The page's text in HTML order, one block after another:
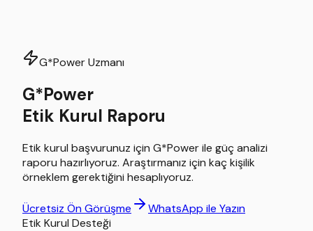
G*Power Uzmanı
G*Power
Etik Kurul Raporu
Etik kurul başvurunuz için G*Power ile güç analizi
raporu hazırlıyoruz. Araştırmanız için kaç kişilik
örneklem gerektiğini hesaplıyoruz.
Ücretsiz Ön Görüşme
WhatsApp ile Yazın
Etik Kurul Desteği